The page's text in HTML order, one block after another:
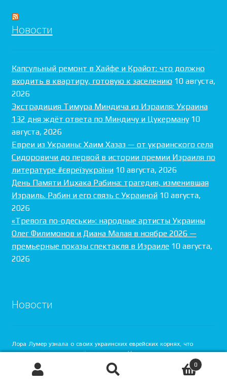
Новости
Капсульный ремонт в Хайфе и Крайот: что должно
входить в квартиру, готовую к заселению 10 августа,
2026
Экстрадиция Тимура Миндича из Израиля: Украина
132 дня ждёт ответа по Миндичу и Цукерману 10
августа, 2026
Евреи из Украины: Хаим Хазаз — от украинского села
Сидоровичи до первой в истории премии Израиля по
литературе #євреїзукраїни 10 августа, 2026
День Памяти Ицхака Рабина: трагедия, изменившая
Израиль. Рабин и его связь с Украиной 10 августа,
2026
«Тревога по-одеськи»: народные артисты Украины
Олег Филимонов и Диана Малая в ноябре 2026 —
премьерные показы спектакля в Израиле 10 августа,
2026
Новости
Лора Лумер узнала о своих украинских еврейских корнях, что
совпало с изменением её отношения к Украине.
26 июля, 2026 0